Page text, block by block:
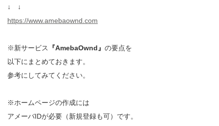
↓ ↓
https://www.amebaownd.com
※新サービス 『AmebaOwnd』 の要点を
以下にまとめておきます。
参考にしてみてください。
※ホームページの作成には
アメーバIDが必要（新規登録も可）です。